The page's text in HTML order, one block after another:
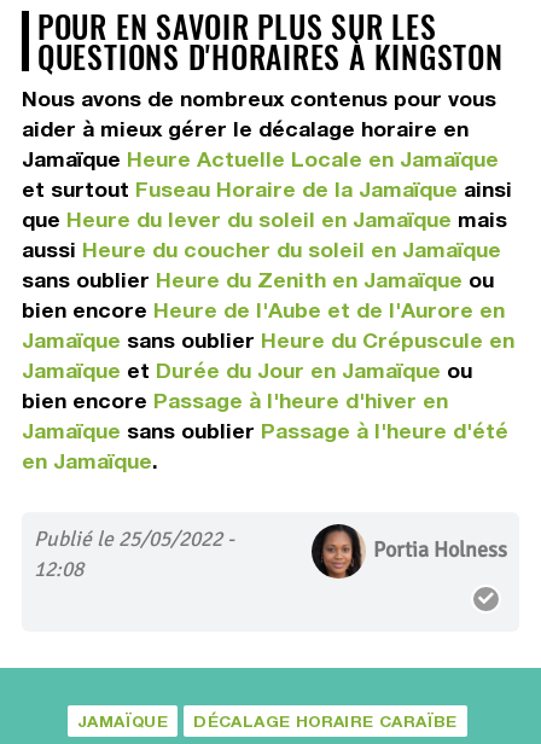
POUR EN SAVOIR PLUS SUR LES
QUESTIONS D'HORAIRES À KINGSTON
Nous avons de nombreux contenus pour vous
aider à mieux gérer le décalage horaire en
Jamaïque Heure Actuelle Locale en Jamaïque
et surtout Fuseau Horaire de la Jamaïque ainsi
que Heure du lever du soleil en Jamaïque mais
aussi Heure du coucher du soleil en Jamaïque
sans oublier Heure du Zenith en Jamaïque ou
bien encore Heure de l'Aube et de l'Aurore en
Jamaïque sans oublier Heure du Crépuscule en
Jamaïque et Durée du Jour en Jamaïque ou
bien encore Passage à l'heure d'hiver en
Jamaïque sans oublier Passage à l'heure d'été
en Jamaïque.
Publié le 25/05/2022 -
12:08
Portia Holness
JAMAÏQUE DÉCALAGE HORAIRE CARAÏBE